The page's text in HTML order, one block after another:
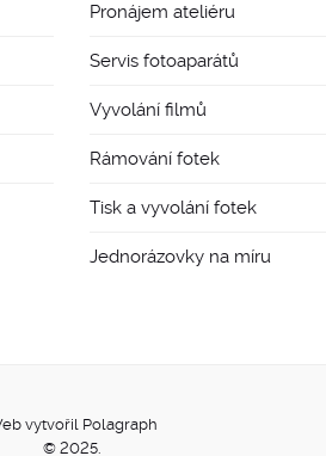
Pronájem ateliéru
Servis fotoaparátů
Vyvolání filmů
Rámování fotek
Tisk a vyvolání fotek
Jednorázovky na míru
vytvořil Polagraph
© 2025.